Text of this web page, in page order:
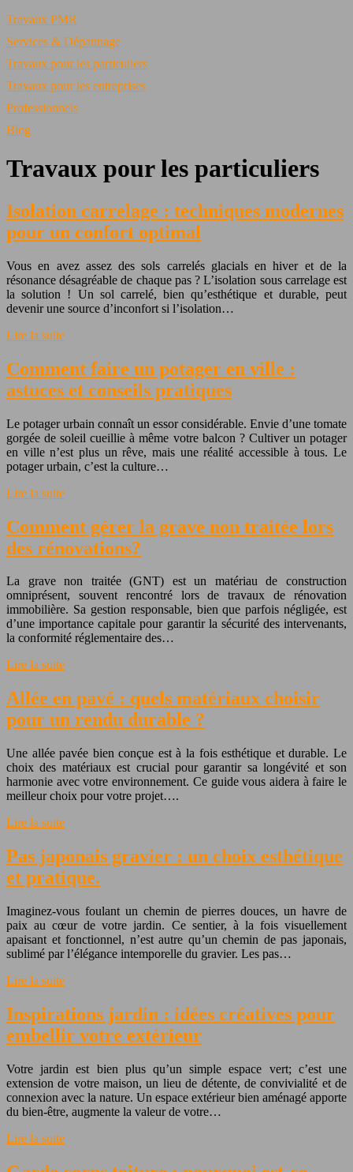
Travaux PMR
Services & Dépannage
Travaux pour les particuliers
Travaux pour les entreprises
Professionnels
Blog
Travaux pour les particuliers
Isolation carrelage : techniques modernes
pour un confort optimal
Vous en avez assez des sols carrelés glacials en hiver et de la
résonance désagréable de chaque pas ? L’isolation sous carrelage est
la solution ! Un sol carrelé, bien qu’esthétique et durable, peut
devenir une source d’inconfort si l’isolation…
Lire la suite
Comment faire un potager en ville :
astuces et conseils pratiques
Le potager urbain connaît un essor considérable. Envie d’une tomate
gorgée de soleil cueillie à même votre balcon ? Cultiver un potager
en ville n’est plus un rêve, mais une réalité accessible à tous. Le
potager urbain, c’est la culture…
Lire la suite
Comment gérer la grave non traitée lors
des rénovations?
La grave non traitée (GNT) est un matériau de construction
omniprésent, souvent rencontré lors de travaux de rénovation
immobilière. Sa gestion responsable, bien que parfois négligée, est
d’une importance capitale pour garantir la sécurité des intervenants,
la conformité réglementaire des…
Lire la suite
Allée en pavé : quels matériaux choisir
pour un rendu durable ?
Une allée pavée bien conçue est à la fois esthétique et durable. Le
choix des matériaux est crucial pour garantir sa longévité et son
harmonie avec votre environnement. Ce guide vous aidera à faire le
meilleur choix pour votre projet….
Lire la suite
Pas japonais gravier : un choix esthétique
et pratique.
Imaginez-vous foulant un chemin de pierres douces, un havre de
paix au cœur de votre jardin. Ce sentier, à la fois visuellement
apaisant et fonctionnel, n’est autre qu’un chemin de pas japonais,
sublimé par l’élégance intemporelle du gravier. Les pas…
Lire la suite
Inspirations jardin : idées créatives pour
embellir votre extérieur
Votre jardin est bien plus qu’un simple espace vert; c’est une
extension de votre maison, un lieu de détente, de convivialité et de
connexion avec la nature. Un espace extérieur bien aménagé apporte
du bien-être, augmente la valeur de votre…
Lire la suite